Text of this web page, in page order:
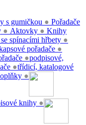
s gumičkou ●
● Aktovky ●
spínacími hřbety ●
Pořadače
pořadače ●
●
●
●
Knihy
podpisové,
třídicí, katalogové
knihy ●